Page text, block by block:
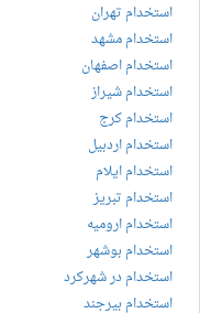
استخدام تهران
استخدام مشهد
استخدام اصفهان
استخدام شیراز
استخدام کرج
استخدام اردبیل
استخدام ایلام
استخدام تبریز
استخدام ارومیه
استخدام بوشهر
استخدام در شهرکرد
استخدام بیرجند